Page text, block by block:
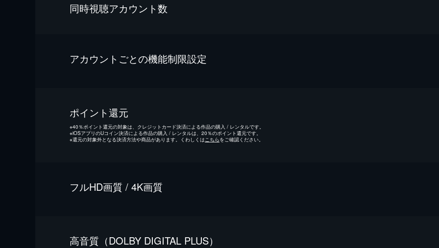
同時視聴アカウント数
アカウントごとの機能制限設定
ポイント還元
※40％ポイント還元の対象は、クレジットカード決済による作品の購入 / レンタルです。
※iOSアプリのUコイン決済による作品の購入 / レンタルは、20％のポイント還元です。
※還元の対象外となる決済方法や商品があります。くわしくは こちらをご確認ください。
フルHD画質 / 4K画質
⾼⾳質（DOLBY DIGITAL PLUS）